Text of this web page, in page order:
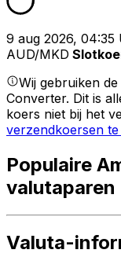
9 aug 2026, 04:35
AUD/MKD
Wij gebruiken
Converter. Dit is
koers niet bij het
verzendkoersen
Populaire
valutaparen
Valuta-